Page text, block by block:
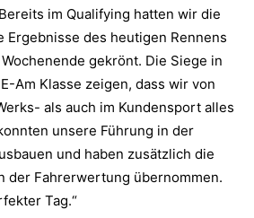
im Qualifying hatten wir die
Ergebnisse des heutigen Rennens
gekrönt. Die Siege in
Am Klasse zeigen, dass wir von
als auch im Kundensport alles
unsere Führung in der
und haben zusätzlich die
der Fahrerwertung übernommen.
Tag.“